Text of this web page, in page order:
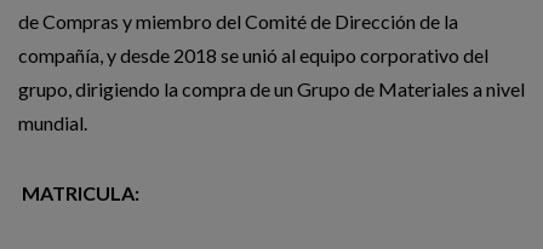
de Compras y miembro del Comité de Dirección de la
compañía, y desde 2018 se unió al equipo corporativo del
grupo, dirigiendo la compra de un Grupo de Materiales a nivel
mundial.
MATRICULA: